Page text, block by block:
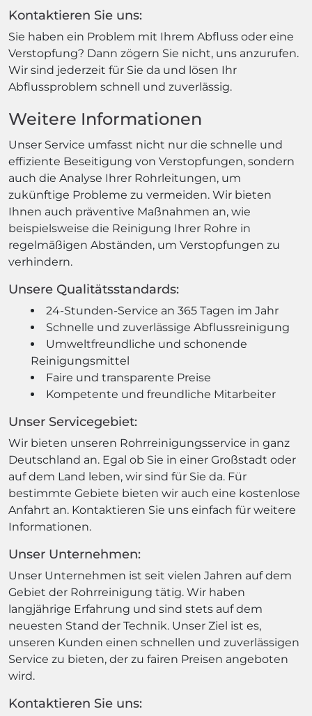
Kontaktieren Sie uns:
Sie haben ein Problem mit Ihrem Abfluss oder eine
Verstopfung? Dann zögern Sie nicht, uns anzurufen.
Wir sind jederzeit für Sie da und lösen Ihr
Abflussproblem schnell und zuverlässig.
Weitere Informationen
Unser Service umfasst nicht nur die schnelle und
effiziente Beseitigung von Verstopfungen, sondern
auch die Analyse Ihrer Rohrleitungen, um
zukünftige Probleme zu vermeiden. Wir bieten
Ihnen auch präventive Maßnahmen an, wie
beispielsweise die Reinigung Ihrer Rohre in
regelmäßigen Abständen, um Verstopfungen zu
verhindern.
Unsere Qualitätsstandards:
24-Stunden-Service an 365 Tagen im Jahr
Schnelle und zuverlässige Abflussreinigung
Umweltfreundliche und schonende
Reinigungsmittel
Faire und transparente Preise
Kompetente und freundliche Mitarbeiter
Unser Servicegebiet:
Wir bieten unseren Rohrreinigungsservice in ganz
Deutschland an. Egal ob Sie in einer Großstadt oder
auf dem Land leben, wir sind für Sie da. Für
bestimmte Gebiete bieten wir auch eine kostenlose
Anfahrt an. Kontaktieren Sie uns einfach für weitere
Informationen.
Unser Unternehmen:
Unser Unternehmen ist seit vielen Jahren auf dem
Gebiet der Rohrreinigung tätig. Wir haben
langjährige Erfahrung und sind stets auf dem
neuesten Stand der Technik. Unser Ziel ist es,
unseren Kunden einen schnellen und zuverlässigen
Service zu bieten, der zu fairen Preisen angeboten
wird.
Kontaktieren Sie uns: